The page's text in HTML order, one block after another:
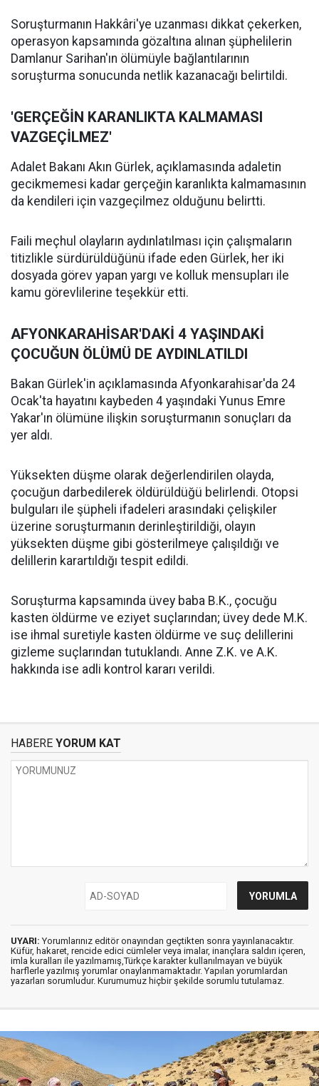
Soruşturmanın Hakkâri'ye uzanması dikkat çekerken,
operasyon kapsamında gözaltına alınan şüphelilerin
Damlanur Sarihan'ın ölümüyle bağlantılarının
soruşturma sonucunda netlik kazanacağı belirtildi.
'GERÇEĞİN KARANLIKTA KALMAMASI
VAZGEÇİLMEZ'
Adalet Bakanı Akın Gürlek, açıklamasında adaletin
gecikmemesi kadar gerçeğin karanlıkta kalmamasının
da kendileri için vazgeçilmez olduğunu belirtti.
Faili meçhul olayların aydınlatılması için çalışmaların
titizlikle sürdürüldüğünü ifade eden Gürlek, her iki
dosyada görev yapan yargı ve kolluk mensupları ile
kamu görevlilerine teşekkür etti.
AFYONKARAHİSAR'DAKİ 4 YAŞINDAKİ
ÇOCUĞUN ÖLÜMÜ DE AYDINLATILDI
Bakan Gürlek'in açıklamasında Afyonkarahisar'da 24
Ocak'ta hayatını kaybeden 4 yaşındaki Yunus Emre
Yakar'ın ölümüne ilişkin soruşturmanın sonuçları da
yer aldı.
Yüksekten düşme olarak değerlendirilen olayda,
çocuğun darbedilerek öldürüldüğü belirlendi. Otopsi
bulguları ile şüpheli ifadeleri arasındaki çelişkiler
üzerine soruşturmanın derinleştirildiği, olayın
yüksekten düşme gibi gösterilmeye çalışıldığı ve
delillerin karartıldığı tespit edildi.
Soruşturma kapsamında üvey baba B.K., çocuğu
kasten öldürme ve eziyet suçlarından; üvey dede M.K.
ise ihmal suretiyle kasten öldürme ve suç delillerini
gizleme suçlarından tutuklandı. Anne Z.K. ve A.K.
hakkında ise adli kontrol kararı verildi.
HABERE YORUM KAT
UYARI: Yorumlarınız editör onayından geçtikten sonra yayınlanacaktır.
Küfür, hakaret, rencide edici cümleler veya imalar, inançlara saldırı içeren,
imla kuralları ile yazılmamış,Türkçe karakter kullanılmayan ve büyük
harflerle yazılmış yorumlar onaylanmamaktadır. Yapılan yorumlardan
yazarları sorumludur. Kurumumuz hiçbir şekilde sorumlu tutulamaz.